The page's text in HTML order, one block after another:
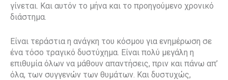
γίνεται. Και αυτόν το μήνα και το προηγούμενο χρονικό
διάστημα.
Είναι τεράστια η ανάγκη του κόσμου για ενημέρωση σε
ένα τόσο τραγικό δυστύχημα. Είναι πολύ μεγάλη η
επιθυμία όλων να μάθουν απαντήσεις, πριν και πάνω απ’
όλα, των συγγενών των θυμάτων. Και δυστυχώς,